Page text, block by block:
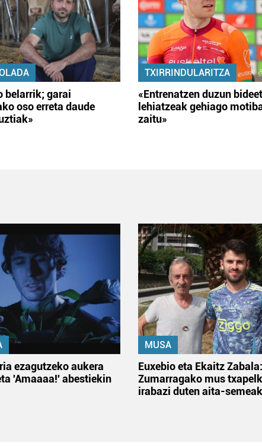
belarrik; garai
oso erreta daude
TXIRRINDULARITZA
«Entrenatzen duzun
lehiatzeak gehiago
zaitu»
ezagutzeko aukera
'Amaaaa!' abestiekin
MUSA
Euxebio eta Ekaitz Zabala:
Zumarragako mus
irabazi duten aita-semeak